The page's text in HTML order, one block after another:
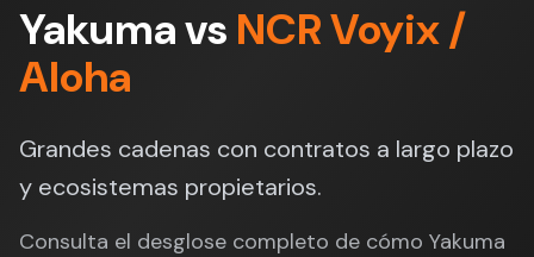
Yakuma vs NCR Voyix /
Aloha
Grandes cadenas con contratos a largo plazo
y ecosistemas propietarios.
Consulta el desglose completo de cómo Yakuma